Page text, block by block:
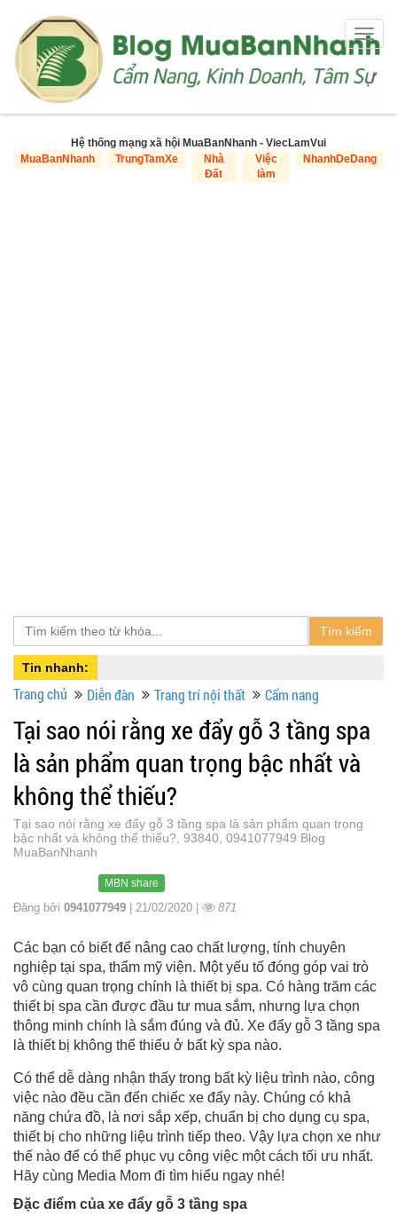
Hệ thống mạng xã hội MuaBanNhanh - ViecLamVui
MuaBanNhanh
TrungTamXe
Nhà
Đất
Việc
làm
NhanhDeDang
Tìm kiếm
Tin nhanh:
Trang chủ Diễn đàn Trang trí nội thất Cẩm nang
Tại sao nói rằng xe đẩy gỗ 3 tầng spa
là sản phẩm quan trọng bậc nhất và
không thể thiếu?
Tại sao nói rằng xe đẩy gỗ 3 tầng spa là sản phẩm quan trọng
bậc nhất và không thể thiếu?, 93840, 0941077949 Blog
MuaBanNhanh
MBN share
Đăng bởi 0941077949 | 21/02/2020 | 871
Các bạn có biết để nâng cao chất lượng, tính chuyên
nghiệp tại spa, thẩm mỹ viện. Một yếu tố đóng góp vai trò
vô cùng quan trọng chính là thiết bị spa. Có hàng trăm các
thiết bị spa cần được đầu tư mua sắm, nhưng lựa chọn
thông minh chính là sắm đúng và đủ. Xe đẩy gỗ 3 tầng spa
là thiết bị không thể thiếu ở bất kỳ spa nào.
Có thể dễ dàng nhận thấy trong bất kỳ liệu trình nào, công
việc nào đều cần đến chiếc xe đẩy này. Chúng có khả
năng chứa đồ, là nơi sắp xếp, chuẩn bị cho dụng cụ spa,
thiết bị cho những liệu trình tiếp theo. Vậy lựa chọn xe như
thế nào để có thể phục vụ công việc một cách tối ưu nhất.
Hãy cùng Media Mom đi tìm hiểu ngay nhé!
Đặc điểm của xe đẩy gỗ 3 tầng spa